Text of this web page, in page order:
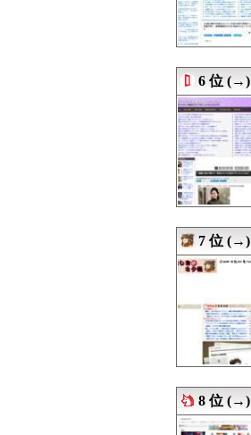
08/07 00:25
08/07 00:19
08/07 00:19
08/07 00:18
08/07 00:18
08/07 00:15
08/07 00:15
08/07 00:15
08/07 00:15
08/07 00:13
08/07 00:12
08/07 00:12
08/07 00:11
08/07 00:11
08/07 00:11
08/07 00:10
08/07 00:10
08/07 00:10
08/07 00:10
08/07 00:07
08/07 00:07
08/07 00:06
6 位 (→)
7 位 (→)
8 位 (→)